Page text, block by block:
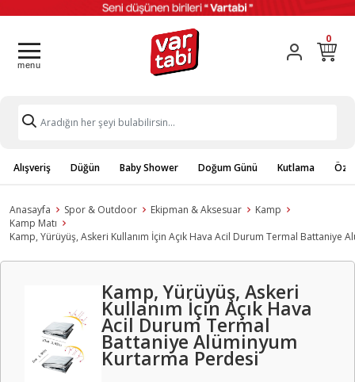
0
Alışveriş Düğün Baby Shower Doğum Günü Kutlama
Anasayfa Spor & Outdoor Ekipman & Aksesuar
Kamp
Kamp Matı
Kamp, Yürüyüş, Askeri Kullanım İçin Açık Hava Acil Durum Termal Battaniye
Kamp, Yürüyüş, Askeri
Kullanım İçin Açık Hava
Acil Durum Termal
Battaniye Alüminyum
Kurtarma Perdesi